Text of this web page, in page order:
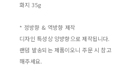
화지 35g
* 정방향 & 역방향 제작
디자인 특성상 양뱡향으로 제작됩니다.
랜덤 발송되는 제품이오니 주문 시 참고
해주세요.